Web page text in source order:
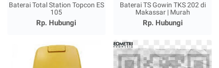
Baterai Total Station Topcon ES
105
Rp. Hubungi
Baterai TS Gowin TKS 202 di
Makassar | Murah
Rp. Hubungi